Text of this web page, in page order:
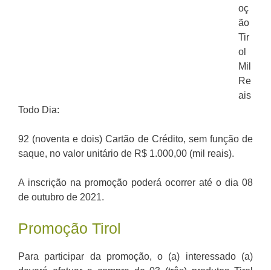
oç
ão
Tir
ol
Mil
Re
ais
Todo Dia:
92 (noventa e dois) Cartão de Crédito, sem função de
saque, no valor unitário de R$ 1.000,00 (mil reais).
A inscrição na promoção poderá ocorrer até o dia 08
de outubro de 2021.
Promoção Tirol
Para participar da promoção, o (a) interessado (a)